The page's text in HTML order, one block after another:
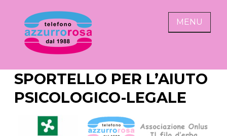
content
AZZURRO ROSA
alza il telefono abbassa
l'indifferenza
MENU
SPORTELLO PER L’AIUTO
PSICOLOGICO-LEGALE